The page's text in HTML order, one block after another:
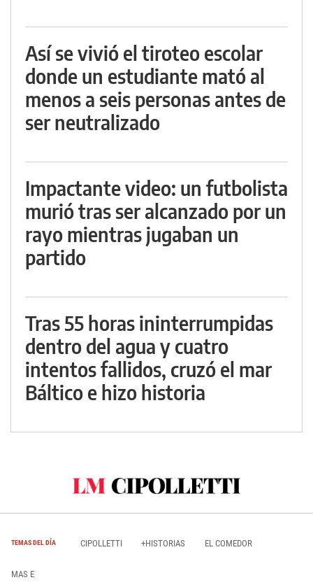
Así se vivió el tiroteo escolar
donde un estudiante mató al
menos a seis personas antes de
ser neutralizado
Impactante video: un futbolista
murió tras ser alcanzado por un
rayo mientras jugaban un
partido
Tras 55 horas ininterrumpidas
dentro del agua y cuatro
intentos fallidos, cruzó el mar
Báltico e hizo historia
TEMAS DEL DÍA CIPOLLETTI +HISTORIAS EL COMEDOR
MAS E